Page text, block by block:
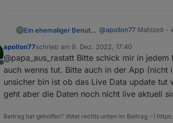
? Ein ehemaliger Benutzer @apollon77 Mahlzeit -
Gruß,
Papa
Offline
apollon77schrieb am 9. Dez. 2022, 17:40
zuletzt editiert von
@papa_aus_rastatt Bitte schick mir in
auch wenns tut. Bitte auch in der App
unsicher bin ist ob das Live Data update tut
geht aber die Daten noch nicht live aktuell
Beitrag hat geholfen? Votet rechts unten im Beitrag :-)